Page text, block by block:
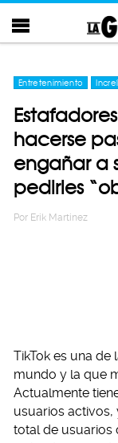
Entretenimiento
hacerse
engañar a
pedirles
Por Erik Martinez
TikTok es una
mundo y la que
Actualmente
usuarios activos,
total de usuarios